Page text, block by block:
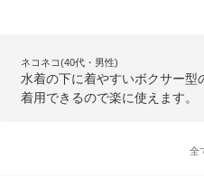
ネコネコ(40代・男性)
水着の下に着やすいボクサー
着用できるので楽に使えます。
全